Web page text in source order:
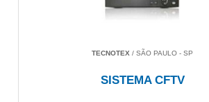
TECNOTEX / SÃO PAULO - SP
SISTEMA CFTV